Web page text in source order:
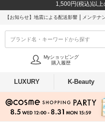
1,500円(税込)以
【お知らせ】 地震による配送影響 メンテナ
ブランド名・キーワードから探す
Myショッピング
購入履歴
LUXURY K-Beauty